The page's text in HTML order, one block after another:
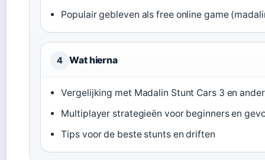
Populair gebleven als free online game
4 Wat hierna
Vergelijking met Madalin Stunt Cars 3 en
Multiplayer strategieën voor beginners en
Tips voor de beste stunts en driften